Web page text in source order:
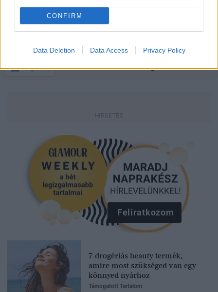
CONFIRM
Data Deletion Data Access Privacy Policy
CSERHÁTI TAMARA SZÉPSÉGKIRÁLYNŐ
FASHION AWARDS HUNGARY GARDRÓBFRISSÍTÉS FIÚS SZETT
Kövesd a Glamour cikkeit aGoogle hírekbenis!
Feliratkozom
7 drogériás beauty termék,
amire most szükséged van egy
könnyed nyárhoz
Támogatott Tartalom